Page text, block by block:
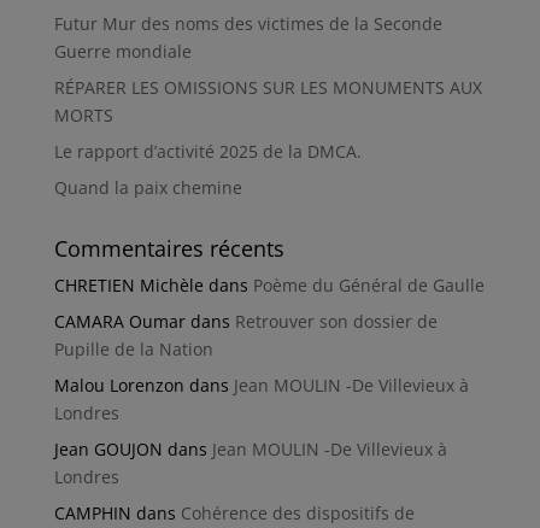
Futur Mur des noms des victimes de la Seconde
Guerre mondiale
RÉPARER LES OMISSIONS SUR LES MONUMENTS AUX
MORTS
Le rapport d’activité 2025 de la DMCA.
Quand la paix chemine
Commentaires récents
CHRETIEN Michèle dans Poème du Général de Gaulle
CAMARA Oumardans Retrouver son dossier de
Pupille de la Nation
Malou Lorenzon dans Jean MOULIN -De Villevieux à
Londres
Jean GOUJON dans Jean MOULIN -De Villevieux à
Londres
CAMPHIN dans Cohérence des dispositifs de